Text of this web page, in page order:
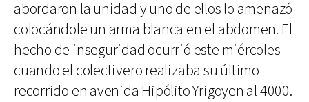
abordaron la unidad y uno de ellos lo amenazó
colocándole un arma blanca en el abdomen. El
hecho de inseguridad ocurrió este miércoles
cuando el colectivero realizaba su último
recorrido en avenida Hipólito Yrigoyen al 4000.